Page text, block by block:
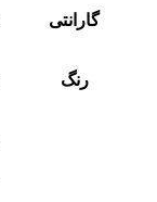
گارانتی
رنگ